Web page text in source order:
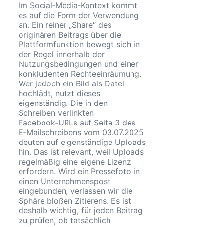
Im Social‑Media‑Kontext kommt
es auf die Form der Verwendung
an. Ein reiner „Share“ des
originären Beitrags über die
Plattformfunktion bewegt sich in
der Regel innerhalb der
Nutzungsbedingungen und einer
konkludenten Rechteeinräumung.
Wer jedoch ein Bild als Datei
hochlädt, nutzt dieses
eigenständig. Die in den
Schreiben verlinkten
Facebook‑URLs auf Seite 3 des
E‑Mailschreibens vom 03.07.2025
deuten auf eigenständige Uploads
hin. Das ist relevant, weil Uploads
regelmäßig eine eigene Lizenz
erfordern. Wird ein Pressefoto in
einen Unternehmenspost
eingebunden, verlassen wir die
Sphäre bloßen Zitierens. Es ist
deshalb wichtig, für jeden Beitrag
zu prüfen, ob tatsächlich